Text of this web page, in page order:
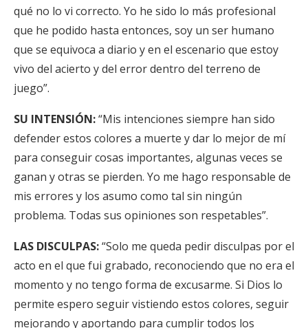
qué no lo vi correcto. Yo he sido lo más profesional
que he podido hasta entonces, soy un ser humano
que se equivoca a diario y en el escenario que estoy
vivo del acierto y del error dentro del terreno de
juego”.
SU INTENSIÓN:“Mis intenciones siempre han sido
defender estos colores a muerte y dar lo mejor de mí
para conseguir cosas importantes, algunas veces se
ganan y otras se pierden. Yo me hago responsable de
mis errores y los asumo como tal sin ningún
problema. Todas sus opiniones son respetables”.
LAS DISCULPAS:“Solo me queda pedir disculpas por el
acto en el que fui grabado, reconociendo que no era el
momento y no tengo forma de excusarme. Si Dios lo
permite espero seguir vistiendo estos colores, seguir
mejorando y aportando para cumplir todos los